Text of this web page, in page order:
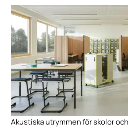
Akustiska utrymmen för skolor